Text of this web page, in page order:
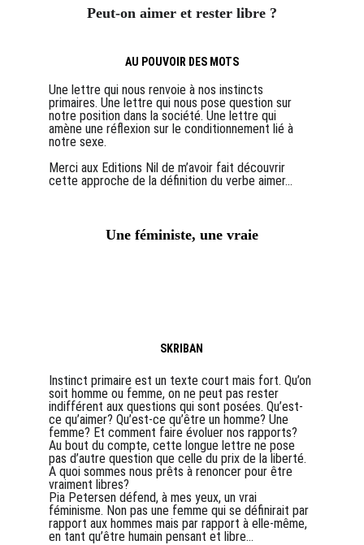
Peut-on aimer et rester libre ?
AU POUVOIR DES MOTS
Une lettre qui nous renvoie à nos instincts
primaires. Une lettre qui nous pose question sur
notre position dans la société. Une lettre qui
amène une réflexion sur le conditionnement lié à
notre sexe.
Merci aux Editions Nil de m’avoir fait découvrir
cette approche de la définition du verbe aimer...
Une féministe, une vraie
SKRIBAN
Instinct primaire est un texte court mais fort. Qu’on
soit homme ou femme, on ne peut pas rester
indifférent aux questions qui sont posées. Qu’est-
ce qu’aimer? Qu’est-ce qu’être un homme? Une
femme? Et comment faire évoluer nos rapports?
Au bout du compte, cette longue lettre ne pose
pas d’autre question que celle du prix de la liberté.
A quoi sommes nous prêts à renoncer pour être
vraiment libres?
Pia Petersen défend, à mes yeux, un vrai
féminisme. Non pas une femme qui se définirait par
rapport aux hommes mais par rapport à elle-même,
en tant qu’être humain pensant et libre...